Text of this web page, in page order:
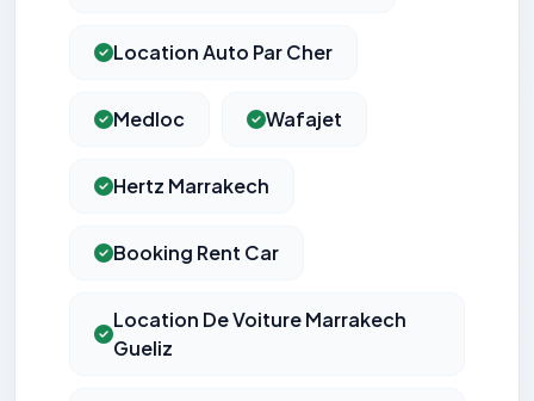
Location Auto Par Cher
Medloc Wafajet
Hertz Marrakech
Booking Rent Car
Location De Voiture Marrakech
Gueliz